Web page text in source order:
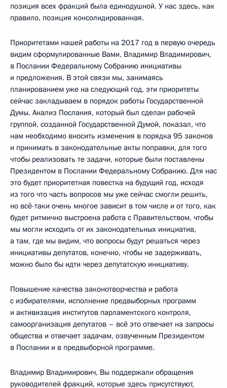
позиция всех фракций была единодушной. У нас здесь, как
правило, позиция консолидированная.
Приоритетами нашей работы на 2017 год в первую очередь
видим сформулированные Вами, Владимир Владимирович,
в Послании Федеральному Собранию инициативы
и предложения. В этой связи мы, занимаясь
планированием уже на следующий год, эти приоритеты
сейчас закладываем в порядок работы Государственной
Думы. Анализ Послания, который был сделан рабочей
группой, созданной Государственной Думой, показал, что
нам необходимо вносить изменения в порядка 95 законов
и принимать в законодательные акты поправки, для того
чтобы реализовать те задачи, которые были поставлены
Президентом в Послании Федеральному Собранию. Для нас
это будет приоритетная повестка на будущий год, исходя
из того что часть вопросов мы уже сейчас смогли решить,
но всё-таки очень многое зависит в том числе и от того, как
будет ритмично выстроена работа с Правительством, чтобы
мы могли исходить от их законодательных инициатив,
а там, где мы видим, что вопросы будут решаться через
инициативы депутатов, конечно, чтобы не задерживать,
можно было бы идти через депутатскую инициативу.
Повышение качества законотворчества и работа
с избирателями, исполнение предвыборных программ
и активизация институтов парламентского контроля,
самоорганизация депутатов – всё это отвечает на запросы
общества и отвечает задачам, озвученным Президентом
в Послании и в предвыборной программе.
Владимир Владимирович, Вы поддержали обращения
руководителей фракций, которые здесь присутствуют,